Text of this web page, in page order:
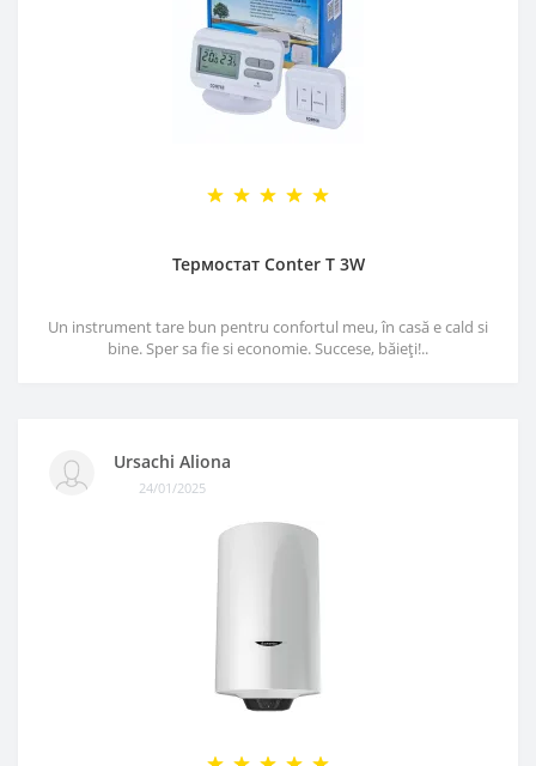
Термостат Conter T 3W
Un instrument tare bun pentru confortul meu, în casă e cald si
bine. Sper sa fie si economie. Succese, băieți!..
Ursachi Aliona
24/01/2025